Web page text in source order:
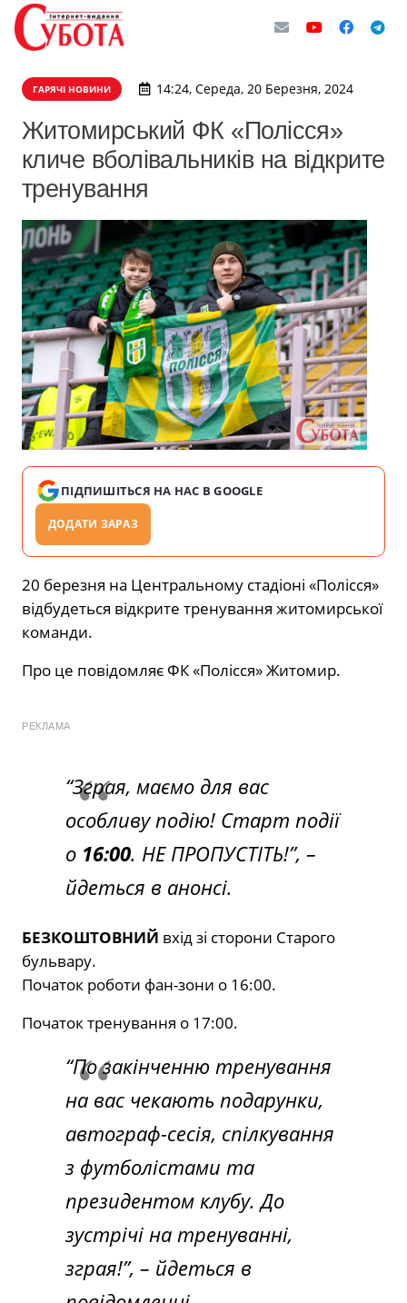
ГАРЯЧІ НОВИНИ 14:24, Середа, 20 Березня, 2024
Житомирський ФК «Полісся»
кличе вболівальників на відкрите
тренування
ПІДПИШІТЬСЯ НА НАС В GOOGLE
ДОДАТИ ЗАРАЗ
20 березня на Центральному стадіоні «Полісся»
відбудеться відкрите тренування житомирської
команди.
Про це повідомляє ФК «Полісся» Житомир.
РЕКЛАМА
“Зграя, маємо для вас
особливу подію! Старт події
о 16:00. НЕ ПРОПУСТІТЬ!”, –
йдеться в анонсі.
БЕЗКОШТОВНИЙ вхід зі сторони Старого
бульвару.
Початок роботи фан-зони о 16:00.
Початок тренування о 17:00.
“По закінченню тренування
на вас чекають подарунки,
автограф-сесія, спілкування
з футболістами та
президентом клубу. До
зустрічі на тренуванні,
зграя!”, – йдеться в